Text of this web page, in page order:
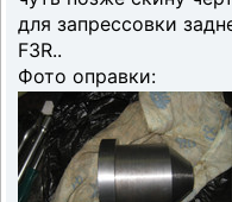
для запрессовки
F3R..
Фото оправки: